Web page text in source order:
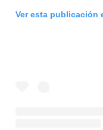
Ver esta publicación